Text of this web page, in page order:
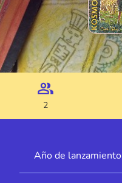
2
Año de lanzamiento